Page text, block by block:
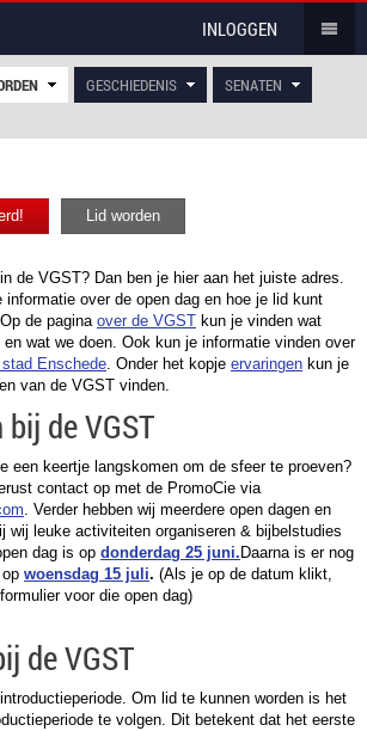
INLOGGEN
GESCHIEDENIS
SENATEN
Lid worden
de VGST? Dan ben je hier aan het juiste adres.
informatie over de open dag en hoe je lid kunt
de pagina over de VGST kun je vinden wat
wat we doen. Ook kun je informatie vinden over
Enschede. Onder het kopje ervaringen kun je
van de VGST vinden.
de VGST
een keertje langskomen om de sfeer te proeven?
contact op met de PromoCie via
. Verder hebben wij meerdere open dagen en
wij leuke activiteiten organiseren & bijbelstudies
dag is op donderdag 25 juni. Daarna is er nog
woensdag 15 juli. (Als je op de datum klikt,
voor die open dag)
de VGST
Om lid te kunnen worden is het
te volgen. Dit betekent dat het eerste